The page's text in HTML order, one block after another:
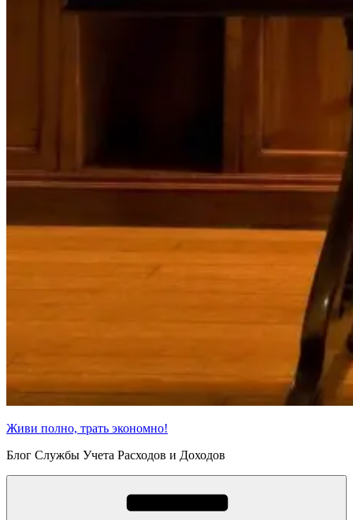
Живи полно, трать экономно!
Блог Службы Учета Расходов и Доходов